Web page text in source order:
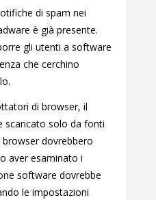
di spam nei
è già presente.
gli utenti a software
che cerchino
di browser, il
scaricato solo da fonti
dovrebbero
aver esaminato i
software dovrebbe
le impostazioni